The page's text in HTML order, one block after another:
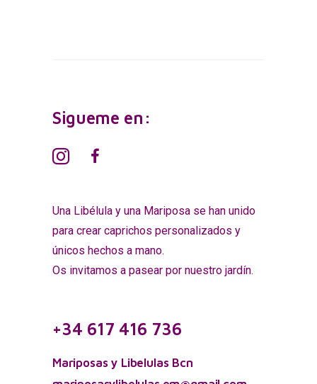
Sigueme en:
Una Libélula y una Mariposa se han unido
para crear caprichos personalizados y
únicos hechos a mano.
Os invitamos a pasear por nuestro jardín.
+34 617 416 736
Mariposas y Libelulas Bcn